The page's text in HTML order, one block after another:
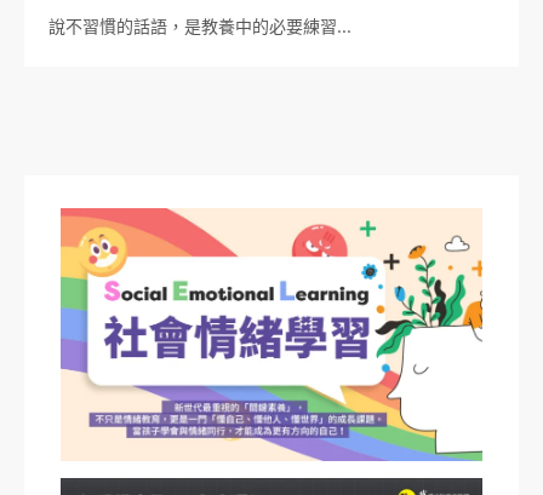
說不習慣的話語，是教養中的必要練習…